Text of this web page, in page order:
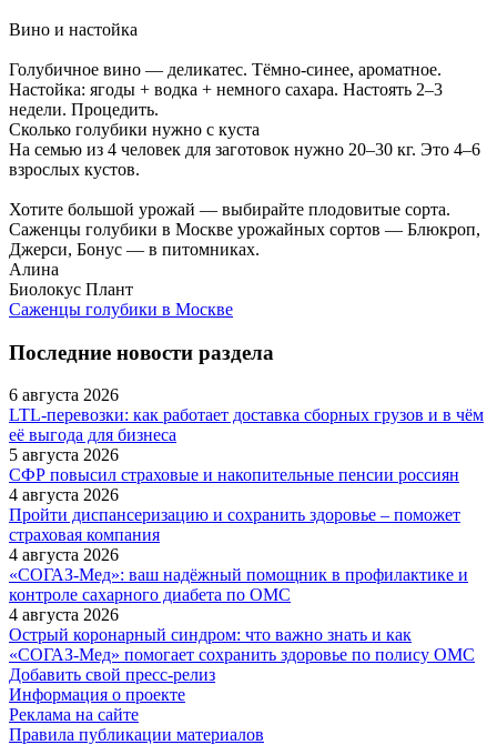
Вино и настойка
Голубичное вино — деликатес. Тёмно-синее, ароматное.
Настойка: ягоды + водка + немного сахара. Настоять 2–3
недели. Процедить.
Сколько голубики нужно с куста
На семью из 4 человек для заготовок нужно 20–30 кг. Это 4–6
взрослых кустов.
Хотите большой урожай — выбирайте плодовитые сорта.
Саженцы голубики в Москве урожайных сортов — Блюкроп,
Джерси, Бонус — в питомниках.
Алина
Биолокус Плант
Саженцы голубики в Москве
Последние новости раздела
6 августа 2026
LTL‑перевозки: как работает доставка сборных грузов и в чём
её выгода для бизнеса
5 августа 2026
СФР повысил страховые и накопительные пенсии россиян
4 августа 2026
Пройти диспансеризацию и сохранить здоровье – поможет
страховая компания
4 августа 2026
«СОГАЗ‑Мед»: ваш надёжный помощник в профилактике и
контроле сахарного диабета по ОМС
4 августа 2026
Острый коронарный синдром: что важно знать и как
«СОГАЗ‑Мед» помогает сохранить здоровье по полису ОМС
Добавить свой пресс-релиз
Информация о проекте
Реклама на сайте
Правила публикации материалов